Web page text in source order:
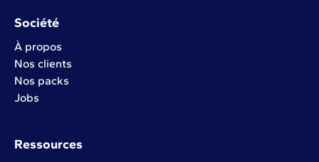
Société
À propos
Nos clients
Nos packs
Jobs
Ressources